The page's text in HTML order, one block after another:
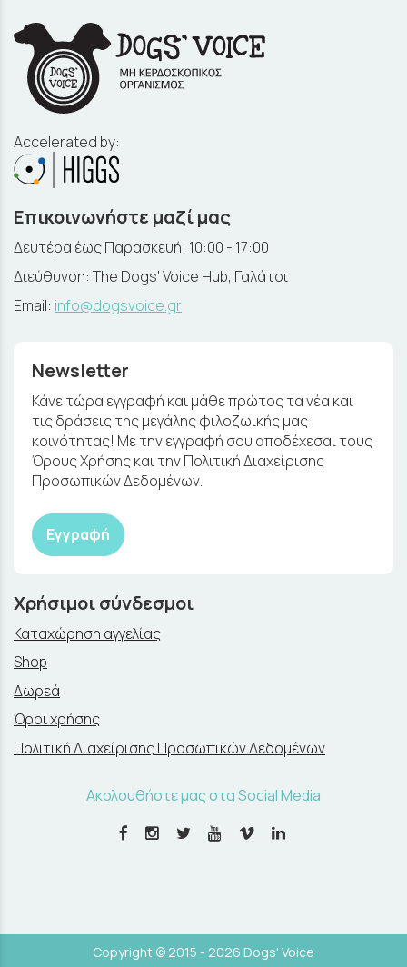
Accelerated by:
Επικοινωνήστε μαζί μας
Δευτέρα έως Παρασκευή: 10:00 - 17:00
Διεύθυνση: The Dogs' Voice Hub, Γαλάτσι
Email: info@dogsvoice.gr
Newsletter
Κάνε τώρα εγγραφή και μάθε πρώτος τα νέα και
τις δράσεις της μεγάλης φιλοζωικής μας
κοινότητας! Με την εγγραφή σου αποδέχεσαι τους
Όρους Χρήσης και την Πολιτική Διαχείρισης
Προσωπικών Δεδομένων.
Εγγραφή
Χρήσιμοι σύνδεσμοι
Καταχώρηση αγγελίας
Shop
Δωρεά
Όροι χρήσης
Πολιτική Διαχείρισης Προσωπικών Δεδομένων
Ακολουθήστε μας στα Social Media
Copyright © 2015 - 2026 Dogs' Voice